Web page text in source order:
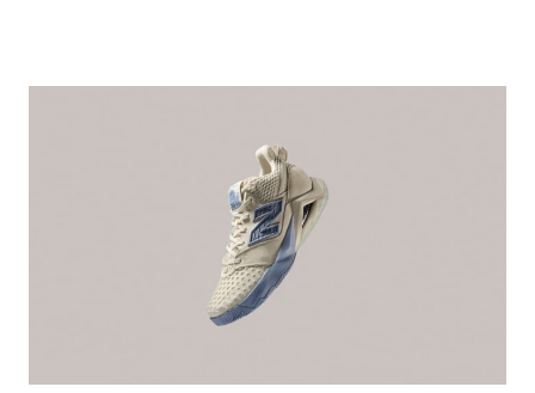
#NEW VINTAGE #マイナーグッド図鑑
#フイナムのYouTube
#FOCUS IT #AH.H
#FASHION #MUSIC
#SNEAKER
#HANDSOME HANDBOOK